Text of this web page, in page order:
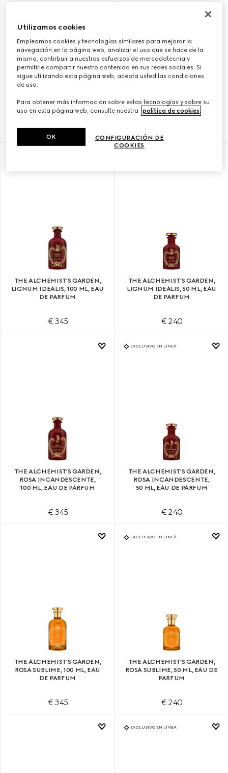
YLANG AMBRATO, 100 ML,
EAU DE PARFUM
€ 345
YLANG AMBRATO, 50 ML, EAU
DE PARFUM
THE ALCHEMIST'S GARDEN,
LIGNUM IDEALIS, 100 ML, EAU
DE PARFUM
€ 345
THE ALCHEMIST'S GARDEN,
LIGNUM IDEALIS, 50 ML, EAU
DE PARFUM
€ 240
THE ALCHEMIST'S GARDEN,
ROSA INCANDESCENTE,
100 ML, EAU DE PARFUM
€ 345
EXCLUSIVO EN LÍNEA
THE ALCHEMIST'S GARDEN,
ROSA INCANDESCENTE,
50 ML, EAU DE PARFUM
€ 240
THE ALCHEMIST'S GARDEN,
ROSA SUBLIME, 100 ML, EAU
DE PARFUM
€ 345
EXCLUSIVO EN LÍNEA
THE ALCHEMIST'S GARDEN,
ROSA SUBLIME, 50 ML, EAU DE
PARFUM
€ 240
EXCLUSIVO EN LÍNEA
Utilizamos cookies
Empleamos cookies y tecnologías similares para mejorar la
navegación en la página web, analizar el uso que se hace de la
misma, contribuir a nuestros esfuerzos de mercadotecnia y
permitirle compartir nuestro contenido en sus redes sociales. Si
sigue utilizando esta página web, acepta usted las condiciones
de uso.
Para obtener más información sobre estas tecnologías y sobre su
uso en esta página web, consulte nuestra
política de cookies.
CONFIGURACIÓN DE
COOKIES
OK